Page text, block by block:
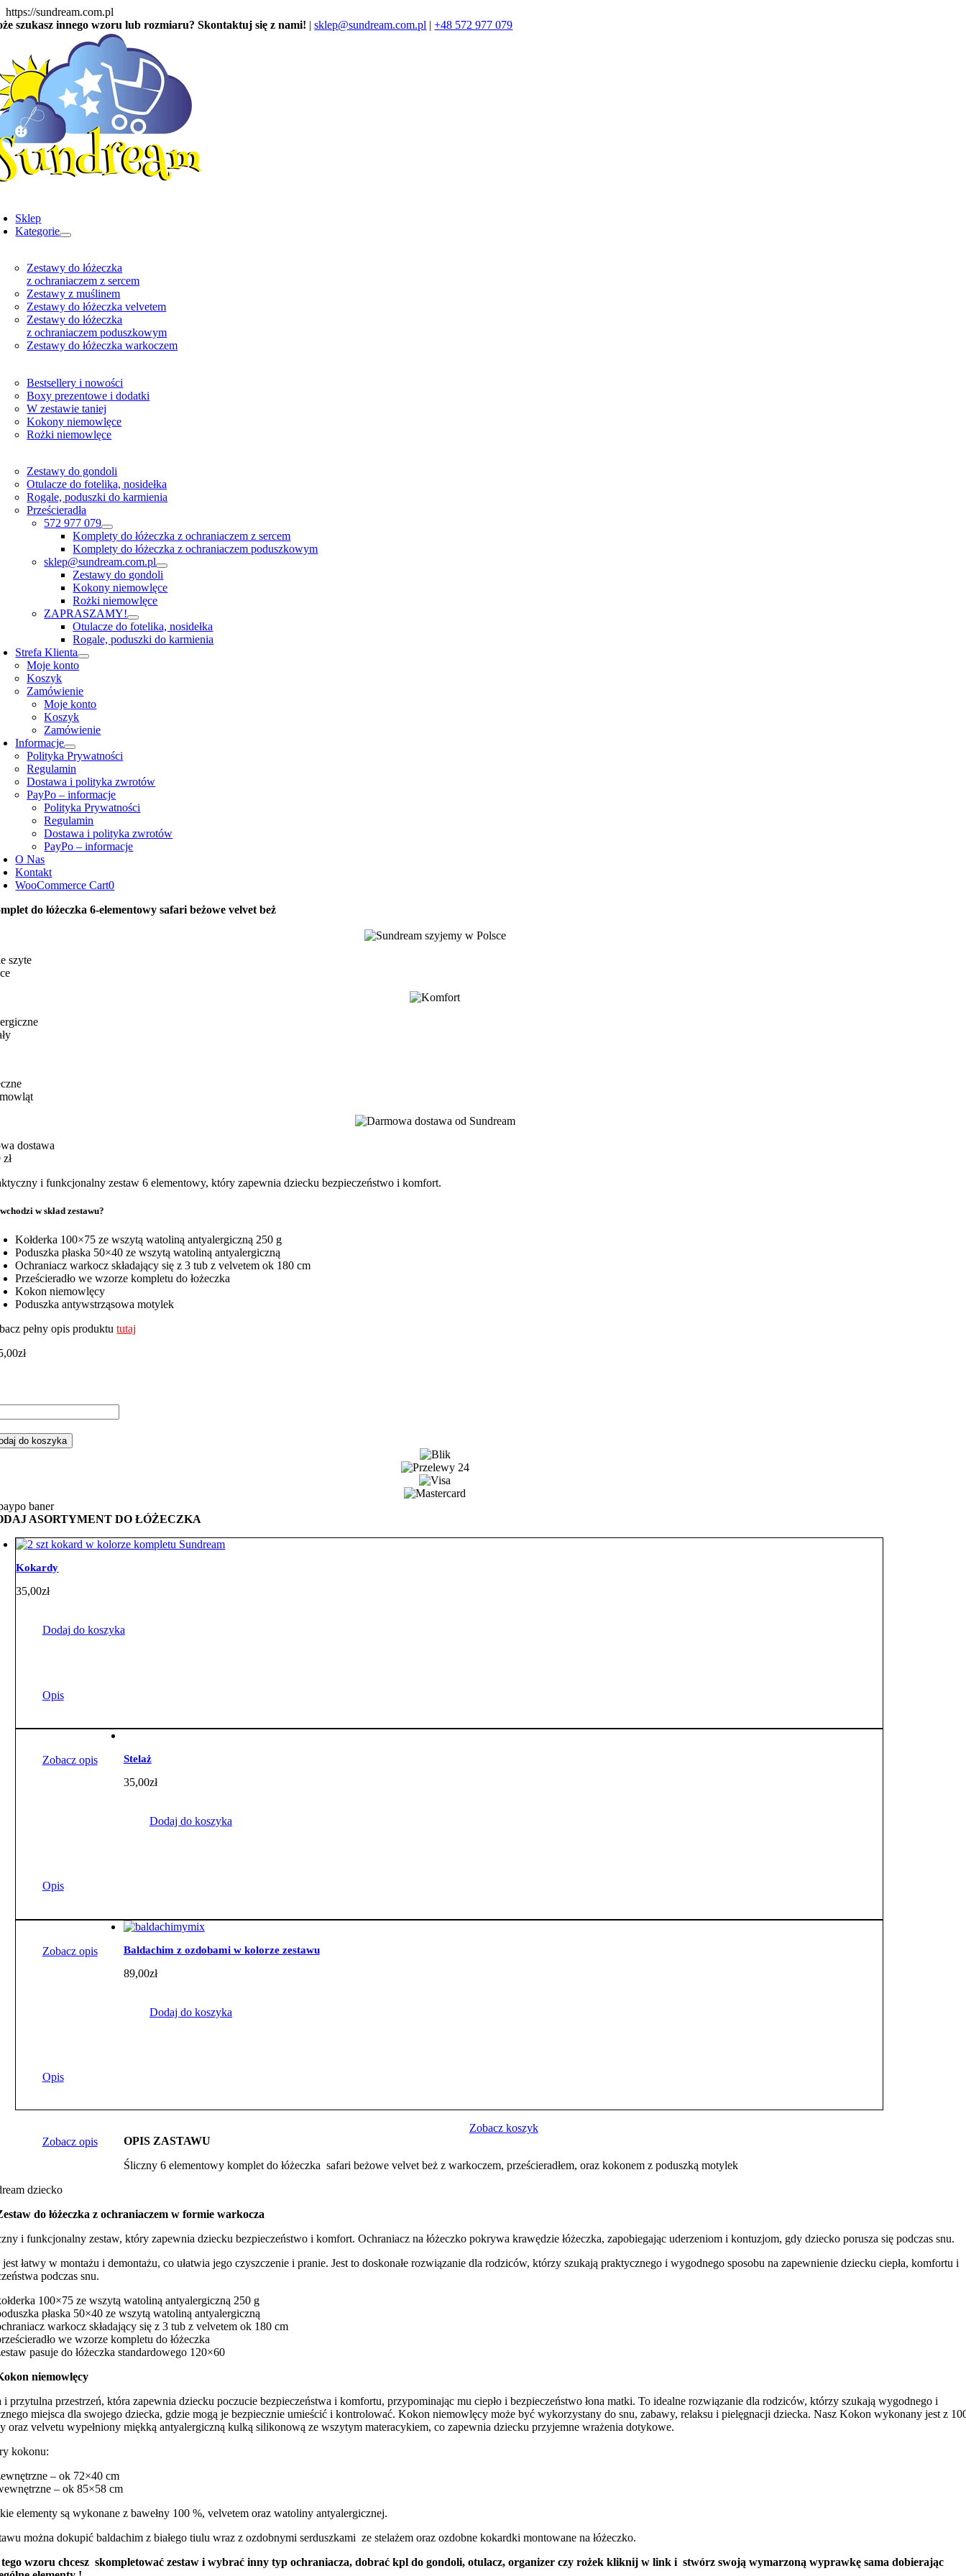
https://sundream.com.pl
to
content
szukasz innego wzoru lub rozmiaru? Skontaktuj się z nami! |sklep@sundream.com.pl |+48 572 977 079
Sklep
Kategorie
Zestawy do łóżeczka
z ochraniaczem z sercem
Zestawy z muślinem
Zestawy do łóżeczka velvetem
Zestawy do łóżeczka
z ochraniaczem poduszkowym
Zestawy do łóżeczka warkoczem
Bestsellery i nowości
Boxy prezentowe i dodatki
W zestawie taniej
Kokony niemowlęce
Rożki niemowlęce
Zestawy do gondoli
Otulacze do fotelika, nosidełka
Rogale, poduszki do karmienia
Prześcieradła
572 977 079
Komplety do łóżeczka z ochraniaczem z sercem
Komplety do łóżeczka z ochraniaczem poduszkowym
sklep@sundream.com.pl
Zestawy do gondoli
Kokony niemowlęce
Rożki niemowlęce
ZAPRASZAMY!
Otulacze do fotelika, nosidełka
Rogale, poduszki do karmienia
Strefa Klienta
Moje konto
Koszyk
Zamówienie
Moje konto
Koszyk
Zamówienie
Informacje
Polityka Prywatności
Regulamin
Dostawa i polityka zwrotów
PayPo – informacje
Polityka Prywatności
Regulamin
Dostawa i polityka zwrotów
PayPo – informacje
O Nas
Kontakt
WooCommerce Cart0
do łóżeczka 6-elementowy safari beżowe velvet beż
szyte
dostawa
i funkcjonalny zestaw 6 elementowy, który zapewnia dziecku bezpieczeństwo i komfort.
w skład zestawu?
Kołderka 100×75 ze wszytą watoliną antyalergiczną 250 g
Poduszka płaska 50×40 ze wszytą watoliną antyalergiczną
Ochraniacz warkocz składający się z 3 tub z velvetem ok 180 cm
Prześcieradło we wzorze kompletu do łożeczka
Kokon niemowlęcy
Poduszka antywstrząsowa motylek
pełny opis produktututaj
zł
do koszyka
ASORTYMENT DO ŁÓŻECZKA
Kokardy
35,00zł
Dodaj do koszyka
Opis
Zobacz opis Stelaż
35,00zł
Dodaj do koszyka
Opis
Zobacz opis Baldachim z ozdobami w kolorze zestawu
89,00zł
Dodaj do koszyka
Opis
Zobacz opis
Zobacz koszyk
OPIS ZASTAWU
Śliczny 6 elementowy komplet do łóżeczka safari beżowe velvet beż z warkoczem, prześcieradłem, oraz kokonem z poduszką motylek
do łóżeczka z ochraniaczem w formie warkocza
i funkcjonalny zestaw, który zapewnia dziecku bezpieczeństwo i komfort. Ochraniacz na łóżeczko pokrywa krawędzie łóżeczka, zapobiegając uderzeniom i kontuzjom, gdy dziecko porusza się podczas snu.
łatwy w montażu i demontażu, co ułatwia jego czyszczenie i pranie. Jest to doskonałe rozwiązanie dla rodziców, którzy szukają praktycznego i wygodnego sposobu na zapewnienie dziecku ciepła, komfortu i
podczas snu.
100×75 ze wszytą watoliną antyalergiczną 250 g
płaska 50×40 ze wszytą watoliną antyalergiczną
warkocz składający się z 3 tub z velvetem ok 180 cm
we wzorze kompletu do łóżeczka
pasuje do łóżeczka standardowego 120×60
niemowlęcy
przytulna przestrzeń, która zapewnia dziecku poczucie bezpieczeństwa i komfortu, przypominając mu ciepło i bezpieczeństwo łona matki. To idealne rozwiązanie dla rodziców, którzy szukają wygodnego i
miejsca dla swojego dziecka, gdzie mogą je bezpiecznie umieścić i kontrolować. Kokon niemowlęcy może być wykorzystany do snu, zabawy, relaksu i pielęgnacji dziecka. Nasz Kokon wykonany jest z
oraz velvetu wypełniony miękką antyalergiczną kulką silikonową ze wszytym materacykiem, co zapewnia dziecku przyjemne wrażenia dotykowe.
kokonu:
– ok 72×40 cm
– ok 85×58 cm
elementy są wykonane z bawełny 100 %, velvetem oraz watoliny antyalergicznej.
można dokupić baldachim z białego tiulu wraz z ozdobnymi serduszkami ze stelażem oraz ozdobne kokardki montowane na łóżeczko.
wzoru chcesz skompletować zestaw i wybrać inny typ ochraniacza, dobrać kpl do gondoli, otulacz, organizer czy rożek kliknij w link i stwórz swoją wymarzoną wyprawkę sama dobierając